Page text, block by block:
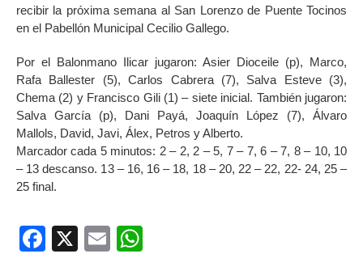
recibir la próxima semana al San Lorenzo de Puente Tocinos
en el Pabellón Municipal Cecilio Gallego.
Por el Balonmano Ilicar jugaron: Asier Dioceile (p), Marco,
Rafa Ballester (5), Carlos Cabrera (7), Salva Esteve (3),
Chema (2) y Francisco Gili (1) – siete inicial. También jugaron:
Salva García (p), Dani Payá, Joaquín López (7), Álvaro
Mallols, David, Javi, Álex, Petros y Alberto.
Marcador cada 5 minutos: 2 – 2, 2 – 5, 7 – 7, 6 – 7, 8 – 10, 10
– 13 descanso. 13 – 16, 16 – 18, 18 – 20, 22 – 22, 22- 24, 25 –
25 final.
Facebook
X Email